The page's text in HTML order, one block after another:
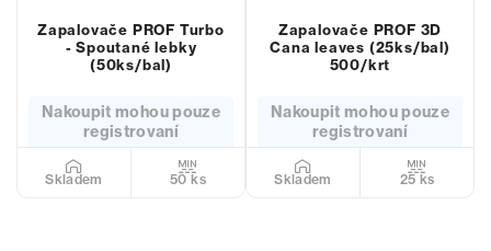
Zapalovače PROF Turbo
- Spoutané lebky
(50ks/bal)
Nakoupit mohou pouze
registrovaní
Skladem 50 ks
Zapalovače PROF 3D
Cana leaves (25ks/bal)
500/krt
Nakoupit mohou pouze
registrovaní
Skladem 25 ks